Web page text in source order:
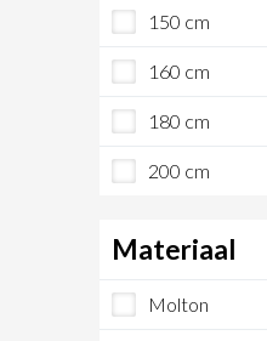
150 cm
160 cm
180 cm
200 cm
Materiaal
Molton